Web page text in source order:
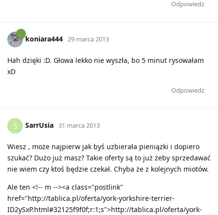
Odpowiedz
koniara444 29 marca 2013
Hah dzięki :D. Głowa lekko nie wyszła, bo 5 minut rysowałam
xD
Odpowiedz
S SarrUsia 31 marca 2013
Wiesz , może najpierw jak byś uzbierała pieniązki i dopiero
szukać? Dużo już masz? Takie oferty są to już żeby sprzedawać
nie wiem czy ktoś będzie czekał. Chyba że z kolejnych miotów.
Ale ten <!-- m --><a class="postlink"
href="http://tablica.pl/oferta/york-yorkshire-terrier-
ID2ySxP.html#32125f9f0f;r:1;s">http://tablica.pl/oferta/york-